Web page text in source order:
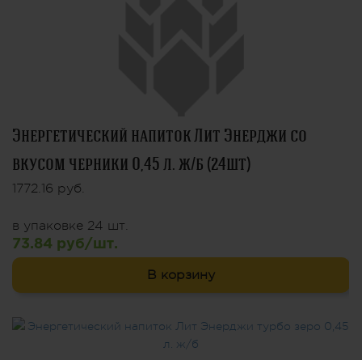
Энергетический напиток Лит Энерджи со
вкусом черники 0,45 л. ж/б (24шт)
1772.16 руб.
в упаковке 24 шт.
73.84 руб/шт.
В корзину